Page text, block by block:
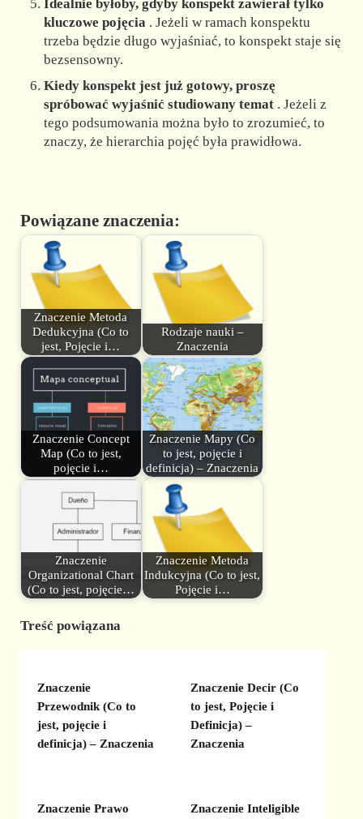
Idealnie byłoby, gdyby konspekt zawierał tylko
kluczowe pojęcia . Jeżeli w ramach konspektu
trzeba będzie długo wyjaśniać, to konspekt staje się
bezsensowny.
Kiedy konspekt jest już gotowy, proszę
spróbować wyjaśnić studiowany temat . Jeżeli z
tego podsumowania można było to zrozumieć, to
znaczy, że hierarchia pojęć była prawidłowa.
Powiązane znaczenia:
Znaczenie Metoda
Dedukcyjna (Co to
jest, Pojęcie i…
Rodzaje nauki –
Znaczenia
Znaczenie Concept
Map (Co to jest,
pojęcie i…
Znaczenie Mapy (Co
to jest, pojęcie i
definicja) – Znaczenia
Znaczenie
Organizational Chart
(Co to jest, pojęcie…
Znaczenie Metoda
Indukcyjna (Co to jest,
Pojęcie i…
Treść powiązana
Znaczenie
Przewodnik (Co to
jest, pojęcie i
definicja) – Znaczenia
Znaczenie Decir (Co
to jest, Pojęcie i
Definicja) –
Znaczenia
Znaczenie Prawo
Znaczenie Inteligible